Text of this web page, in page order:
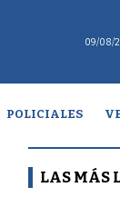
09/08/
POLICIALES
LAS MÁS